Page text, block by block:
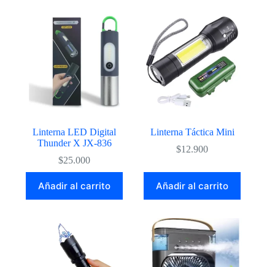
Linterna LED Digital
Thunder X JX-836
$25.000
Añadir al carrito
Linterna Táctica Mini
$12.900
Añadir al carrito